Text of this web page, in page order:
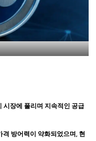
시장에 풀리며 지속적인 공급
방어력이 약화되었으며, 현